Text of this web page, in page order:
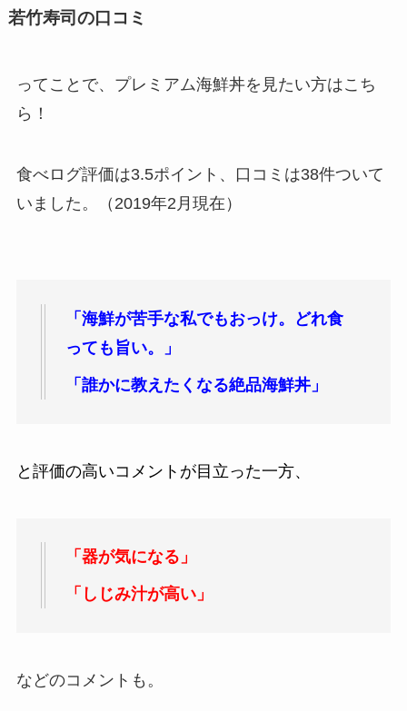
若竹寿司の口コミ
ってことで、プレミアム海鮮丼を見たい方はこち
ら！
食べログ評価は3.5ポイント、口コミは38件ついて
いました。（2019年2月現在）
「海鮮が苦手な私でもおっけ。どれ食
っても旨い。」
「誰かに教えたくなる絶品海鮮丼」
と評価の高いコメントが目立った一方、
「器が気になる」
「しじみ汁が高い」
などのコメントも。